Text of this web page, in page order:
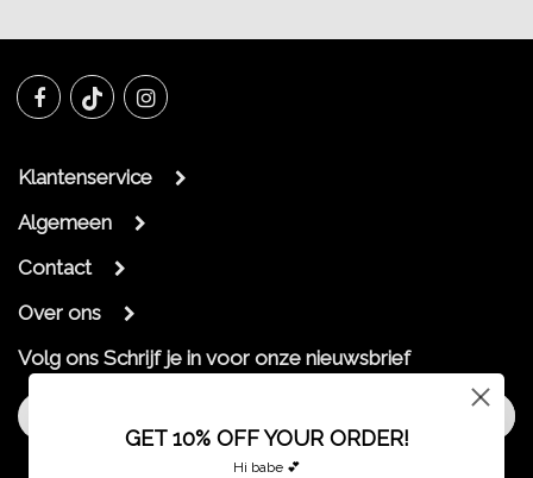
Klantenservice
Algemeen
Contact
Over ons
Volg ons Schrijf je in voor onze nieuwsbrief
GET 10% OFF YOUR ORDER!
Hi babe 💕